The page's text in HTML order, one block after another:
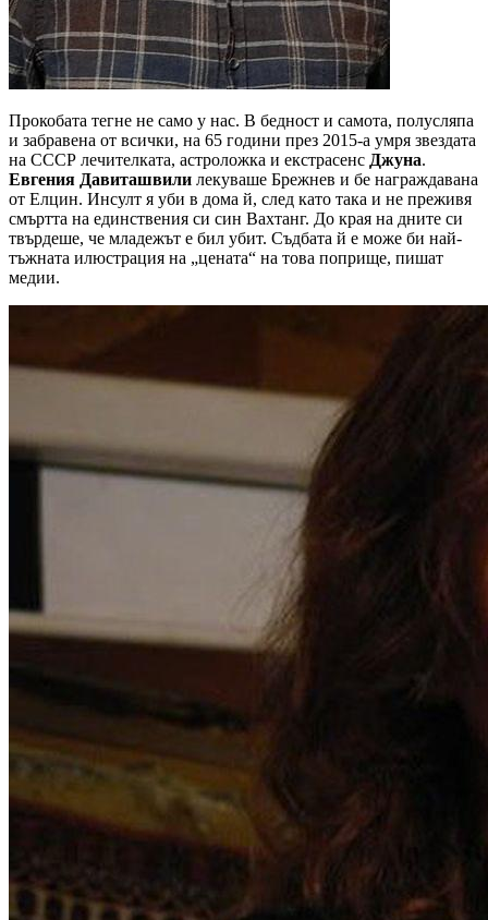
Прокобата тегне не само у нас. В бедност и самота, полусляпа
и забравена от всички, на 65 години през 2015-а умря звездата
на СССР лечителката, астроложка и екстрасенс Джуна.
Евгения Давиташвили лекуваше Брежнев и бе награждавана
от Елцин. Инсулт я уби в дома й, след като така и не преживя
смъртта на единствения си син Вахтанг. До края на дните си
твърдеше, че младежът е бил убит. Съдбата й е може би най-
тъжната илюстрация на „цената“ на това поприще, пишат
медии.